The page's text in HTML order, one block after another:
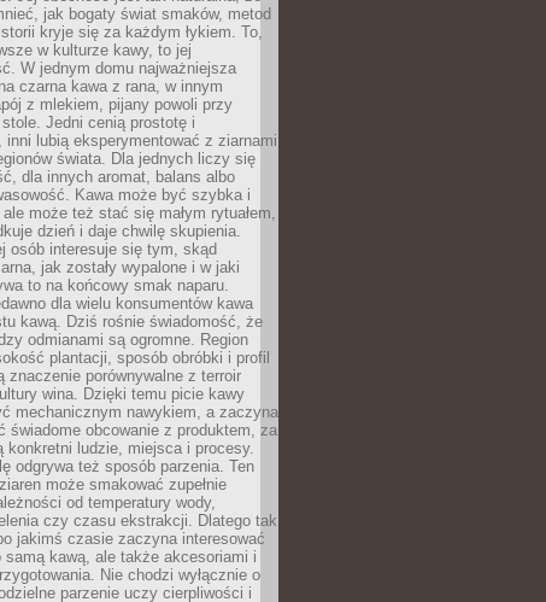
jak bogaty świat smaków, metod
kryje się za każdym łykiem. To,
w kulturze kawy, to jej
W jednym domu najważniejsza
czarna kawa z rana, w innym
z mlekiem, pijany powoli przy
Jedni cenią prostotę i
inni lubią eksperymentować z ziarnami
świata. Dla jednych liczy się
dla innych aromat, balans albo
Kawa może być szybka i
może też stać się małym rytuałem,
dzień i daje chwilę skupienia.
osób interesuje się tym, skąd
jak zostały wypalone i w jaki
to na końcowy smak naparu.
dla wielu konsumentów kawa
kawą. Dziś rośnie świadomość, że
odmianami są ogromne. Region
plantacji, sposób obróbki i profil
znaczenie porównywalne z terroir
wina. Dzięki temu picie kawy
mechanicznym nawykiem, a zaczyna
świadome obcowanie z produktem, za
konkretni ludzie, miejsca i procesy.
odgrywa też sposób parzenia. Ten
może smakować zupełnie
od temperatury wody,
czy czasu ekstrakcji. Dlatego tak
jakimś czasie zaczyna interesować
samą kawą, ale także akcesoriami i
Nie chodzi wyłącznie o
parzenie uczy cierpliwości i